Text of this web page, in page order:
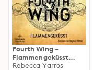
Fourth Wing –
Flammengeküsst
(Flammengeküsst-
Rebecca Yarros